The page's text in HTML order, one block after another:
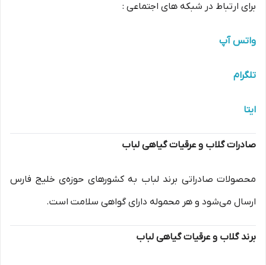
برای ارتباط در شبکه های اجتماعی :
واتس آپ
تلگرام
ایتا
صادرات گلاب و عرقیات گیاهی لباب
محصولات صادراتی برند لباب به کشورهای حوزه‌ی خلیج فارس
ارسال می‌شود و هر محموله دارای گواهی سلامت است.
برند گلاب و عرقیات گیاهی لباب